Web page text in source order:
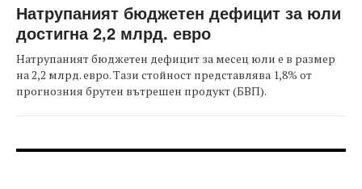
Натрупаният бюджетен дефицит за юли
достигна 2,2 млрд. евро
Натрупаният бюджетен дефицит за месец юли е в размер
на 2,2 млрд. евро. Тази стойност представлява 1,8% от
прогнозния брутен вътрешен продукт (БВП).